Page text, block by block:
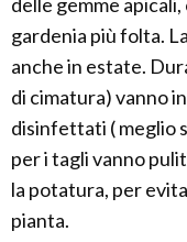
gardenia più folta.
anche in estate.
di cimatura) vanno
disinfettati ( meglio
per i tagli vanno
la potatura, per
pianta.